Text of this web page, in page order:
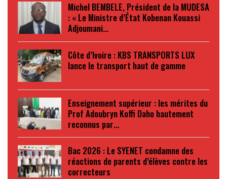
Michel BEMBELE, Président de la MUDESA
: « Le Ministre d’État Kobenan Kouassi
Adjoumani…
Côte d’Ivoire : KBS TRANSPORTS LUX
lance le transport haut de gamme
Enseignement supérieur : les mérites du
Prof Adoubryn Koffi Daho hautement
reconnus par…
Bac 2026 : Le SYENET condamne des
réactions de parents d’élèves contre les
correcteurs